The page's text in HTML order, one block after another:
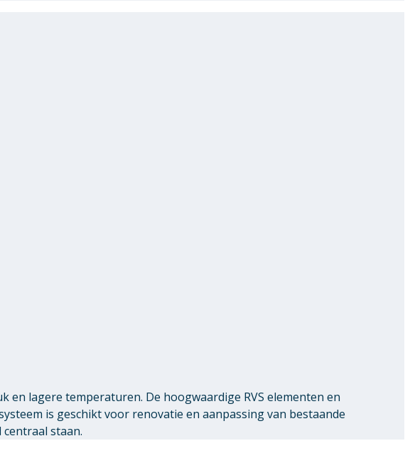
en lagere temperaturen. De hoogwaardige RVS elementen en
is geschikt voor renovatie en aanpassing van bestaande
staan.